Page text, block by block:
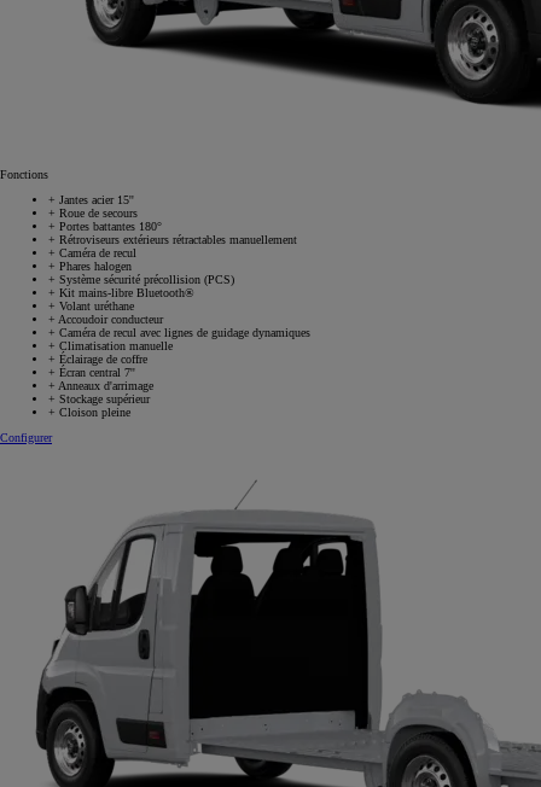
Fonctions
+ Jantes acier 15''
+ Roue de secours
+ Portes battantes 180°
+ Rétroviseurs extérieurs rétractables manuellement
+ Caméra de recul
+ Phares halogen
+ Système sécurité précollision (PCS)
+ Kit mains-libre Bluetooth®
+ Volant uréthane
+ Accoudoir conducteur
+ Caméra de recul avec lignes de guidage dynamiques
+ Climatisation manuelle
+ Éclairage de coffre
+ Écran central 7''
+ Anneaux d'arrimage
+ Stockage supérieur
+ Cloison pleine
Configurer